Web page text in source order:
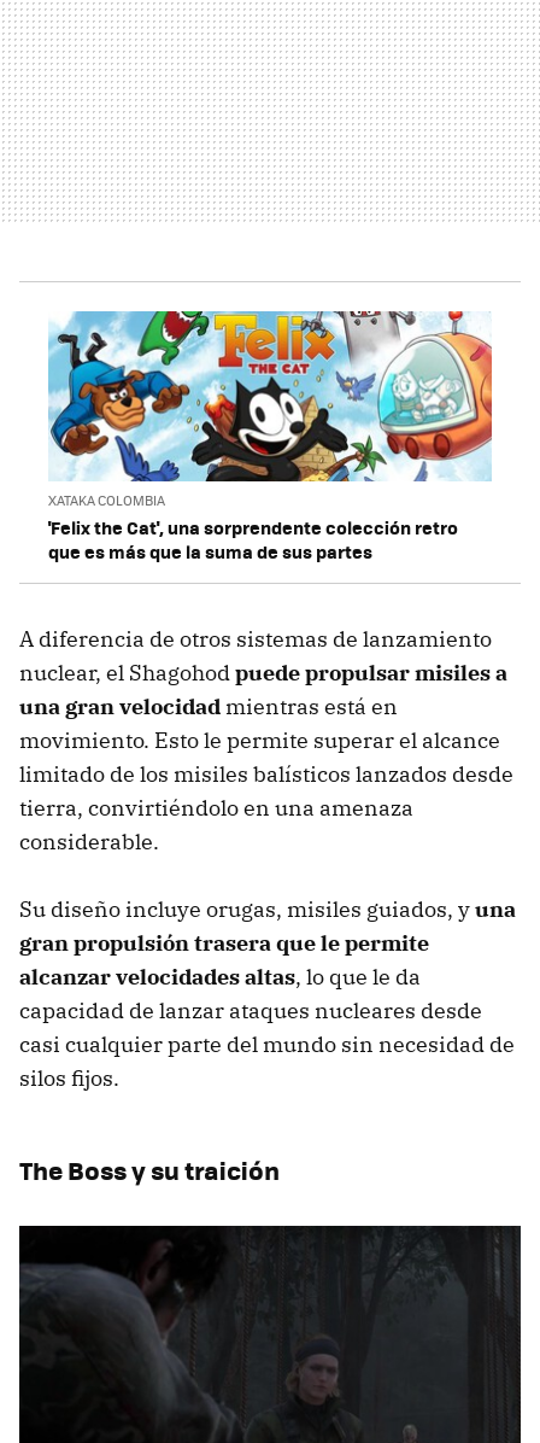
XATAKA COLOMBIA
'Felix the Cat', una sorprendente colección retro
que es más que la suma de sus partes
A diferencia de otros sistemas de lanzamiento
nuclear, el Shagohodpuede propulsar misiles a
una gran velocidad mientras está en
movimiento. Esto le permite superar el alcance
limitado de los misiles balísticos lanzados desde
tierra, convirtiéndolo en una amenaza
considerable.
Su diseño incluye orugas, misiles guiados, yuna
gran propulsión trasera que le permite
alcanzar velocidades altas, lo que le da
capacidad de lanzar ataques nucleares desde
casi cualquier parte del mundo sin necesidad de
silos fijos.
The Boss y su traición